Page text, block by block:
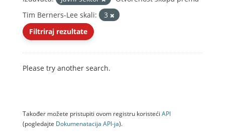
Tim Berners-Lee skali:
3
Filtriraj rezultate
Please try another search.
Također možete pristupiti ovom registru koristeći API
(pogledajte Dokumenаtаcijа API-jа).